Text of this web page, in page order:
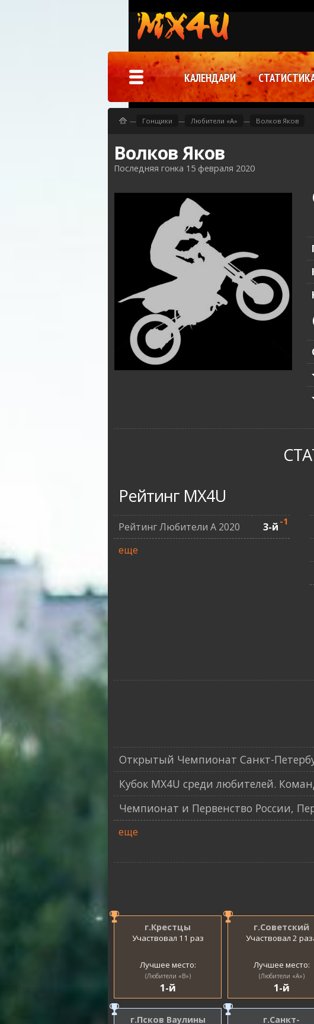
Волков Яков
Последняя гонка 15 февраля 2020
Рейтинг MX4U
Рейтинг Любители А 2020 3-й -1
еще
Открытый Чемпионат Санкт-
Кубок MX4U среди любителей.
Чемпионат и Первенство России,
еще
г.Крестцы
Участвовал 11 раз
Лучшее место:
(Любители «B»)
1-й
г.Советский
Участвовал 2
Лучшее место:
(Любители «A»)
1-й
г.Псков Ваулины
г.Санкт-
— Гонщики — Любители «A» — Волков Яков
КАЛЕНДАРИ